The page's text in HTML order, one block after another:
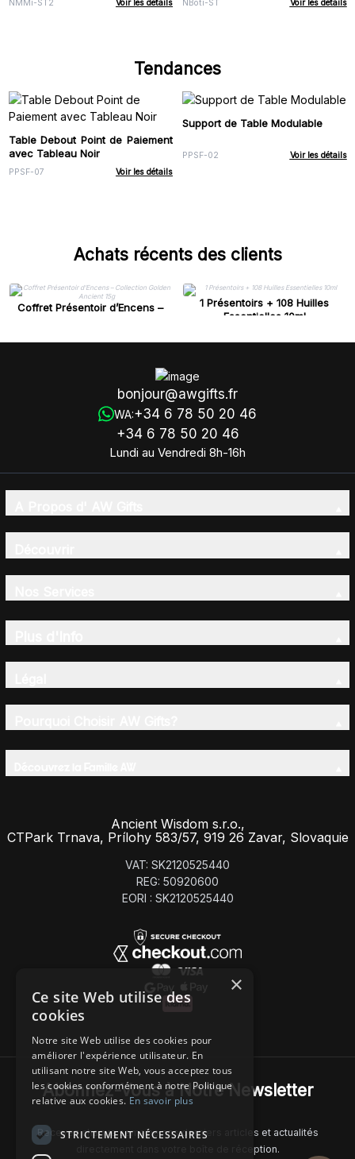
NMMi-ST2 Voir les détails NBoti-ST Voir les détails
Tendances
Table Debout Point de Paiement
avec Tableau Noir
PPSF-07 Voir les détails
Support de Table Modulable
PPSF-02 Voir les détails
Achats récents des clients
Coffret Présentoir d’Encens –
1 Présentoirs + 108 Huilles
Essentielles 10ml
bonjour@awgifts.fr
WA:+34 6 78 50 20 46
+34 6 78 50 20 46
Lundi au Vendredi 8h-16h
Ancient Wisdom s.r.o.,
CTPark Trnava, Prílohy 583/57, 919 26 Zavar, Slovaquie
VAT: SK2120525440
REG: 50920600
EORI : SK2120525440
Abonnez-Vous à Notre Newsletter
Recevez chaque semaine nos derniers articles et actualités
directement dans votre boîte de réception.
×
Ce site Web utilise des
cookies
Notre site Web utilise des cookies pour
améliorer l'expérience utilisateur. En
utilisant notre site Web, vous acceptez tous
les cookies conformément à notre Politique
relative aux cookies.En savoir plus
STRICTEMENT NÉCESSAIRES